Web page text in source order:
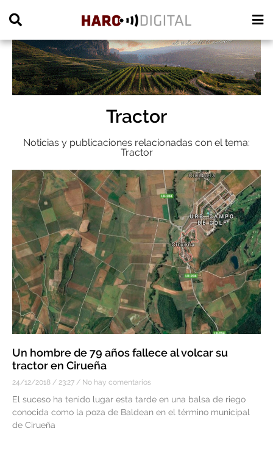
Tractor
Noticias y publicaciones relacionadas con el tema:
Tractor
Un hombre de 79 años fallece al volcar su
tractor en Cirueña
24/12/2018 23:27 No hay comentarios
El suceso ha tenido lugar esta tarde en una balsa de riego
conocida como la poza de Baldean en el término municipal
de Cirueña